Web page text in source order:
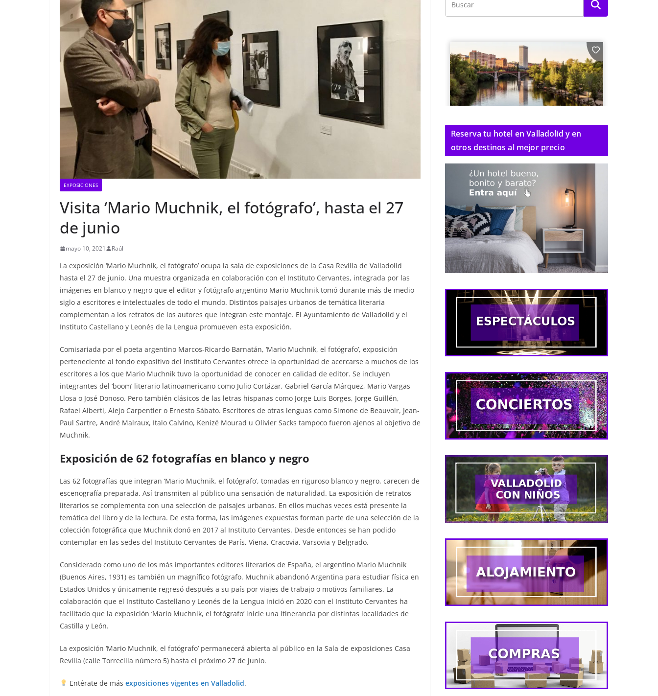
EXPOSICIONES
Visita ‘Mario Muchnik, el fotógrafo’, hasta el 27
de junio
mayo 10, 2021 Raúl
La exposición ‘Mario Muchnik, el fotógrafo’ ocupa la sala de exposiciones de la Casa Revilla de Valladolid
hasta el 27 de junio. Una muestra organizada en colaboración con el Instituto Cervantes, integrada por las
imágenes en blanco y negro que el editor y fotógrafo argentino Mario Muchnik tomó durante más de medio
siglo a escritores e intelectuales de todo el mundo. Distintos paisajes urbanos de temática literaria
complementan a los retratos de los autores que integran este montaje. El Ayuntamiento de Valladolid y el
Instituto Castellano y Leonés de la Lengua promueven esta exposición.
Comisariada por el poeta argentino Marcos-Ricardo Barnatán, ‘Mario Muchnik, el fotógrafo’, exposición
perteneciente al fondo expositivo del Instituto Cervantes ofrece la oportunidad de acercarse a muchos de los
escritores a los que Mario Muchnik tuvo la oportunidad de conocer en calidad de editor. Se incluyen
integrantes del ‘boom’ literario latinoamericano como Julio Cortázar, Gabriel García Márquez, Mario Vargas
Llosa o José Donoso. Pero también clásicos de las letras hispanas como Jorge Luis Borges, Jorge Guillén,
Rafael Alberti, Alejo Carpentier o Ernesto Sábato. Escritores de otras lenguas como Simone de Beauvoir, Jean-
Paul Sartre, André Malraux, Italo Calvino, Kenizé Mourad u Olivier Sacks tampoco fueron ajenos al objetivo de
Muchnik.
Exposición de 62 fotografías en blanco y negro
Las 62 fotografías que integran ‘Mario Muchnik, el fotógrafo’, tomadas en riguroso blanco y negro, carecen de
escenografía preparada. Así transmiten al público una sensación de naturalidad. La exposición de retratos
literarios se complementa con una selección de paisajes urbanos. En ellos muchas veces está presente la
temática del libro y de la lectura. De esta forma, las imágenes expuestas forman parte de una selección de la
colección fotográfica que Muchnik donó en 2017 al Instituto Cervantes. Desde entonces se han podido
contemplar en las sedes del Instituto Cervantes de París, Viena, Cracovia, Varsovia y Belgrado.
Considerado como uno de los más importantes editores literarios de España, el argentino Mario Muchnik
(Buenos Aires, 1931) es también un magnífico fotógrafo. Muchnik abandonó Argentina para estudiar física en
Estados Unidos y únicamente regresó después a su país por viajes de trabajo o motivos familiares. La
colaboración que el Instituto Castellano y Leonés de la Lengua inició en 2020 con el Instituto Cervantes ha
facilitado que la exposición ‘Mario Muchnik, el fotógrafo’ inicie una itinerancia por distintas localidades de
Castilla y León.
La exposición ‘Mario Muchnik, el fotógrafo’ permanecerá abierta al público en la Sala de exposiciones Casa
Revilla (calle Torrecilla número 5) hasta el próximo 27 de junio.
Entérate de más exposiciones vigentes en Valladolid.
Reserva tu hotel en Valladolid y en
otros destinos al mejor precio